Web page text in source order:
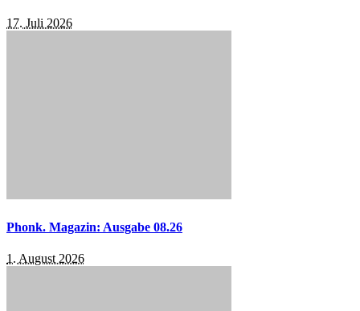
17. Juli 2026
Phonk. Magazin: Ausgabe 08.26
1. August 2026